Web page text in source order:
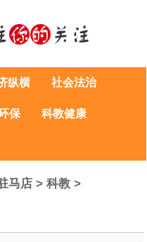
纵横 社会法治
保 科教健康
马店 >科教 >